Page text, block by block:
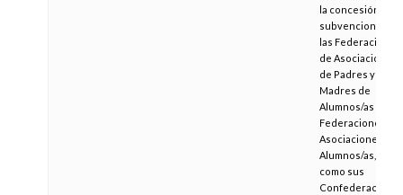
la concesión de
subvenciones a
las Federaciones
de Asociaciones
de Padres y
Madres de
Alumnos/as y a las
Federaciones de
Asociaciones de
Alumnos/as, así
como sus